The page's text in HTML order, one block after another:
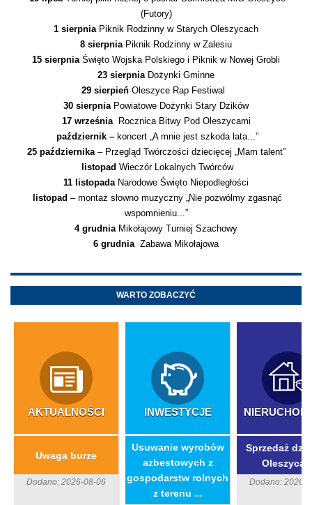
(Futory)
1 sierpniaPiknik Rodzinny w Starych Oleszycach
8 sierpnia Piknik Rodzinny w Zalesiu
15 sierpnia Święto Wojska Polskiego i Piknik w Nowej Grobli
23 sierpnia Dożynki Gminne
29 sierpień Oleszyce Rap Festiwal
30 sierpnia Powiatowe Dożynki Stary Dzików
17 września Rocznica Bitwy Pod Oleszycami
październik – koncert „A mnie jest szkoda lata...”
25 października – Przegląd Twórczości dziecięcej „Mam talent”
listopad Wieczór Lokalnych Twórców
11 listopada Narodowe Święto Niepodległości
listopad – montaż słowno muzyczny „Nie pozwólmy zgasnąć
wspomnieniu...”
4 grudniaMikołajowy Turniej Szachowy
6 grudnia Zabawa Mikołajowa
WARTO ZOBACZYĆ
AKTUALNOŚCI
Uwaga burze
Dodano: 2026-08-06
INWESTYCJE
​Usuwanie wyrobów
azbestowych z
gospodarstw rolnych
z terenu ...
Sprzedaż
Dodano: 2026-